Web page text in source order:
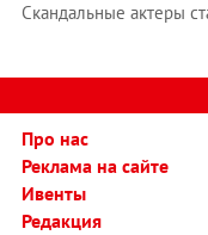
Скандальные актеры
Про нас
Реклама на сайте
Ивенты
Редакция